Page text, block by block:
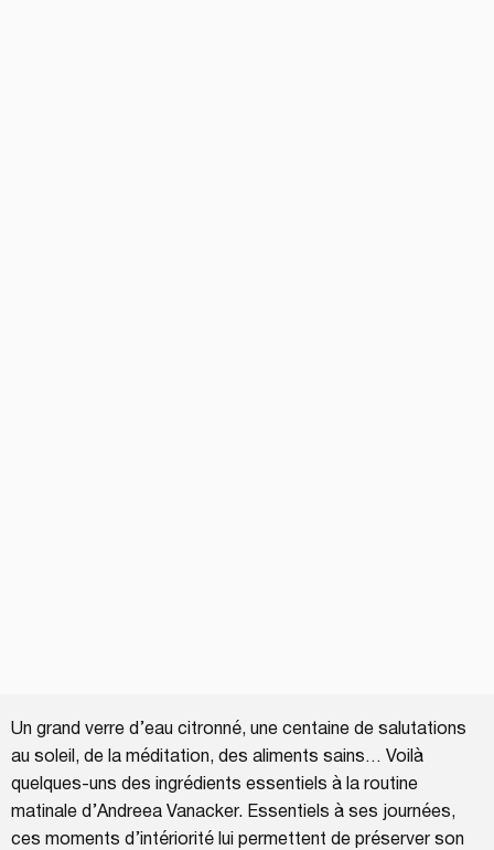
Un grand verre d’eau citronné, une centaine de salutations
au soleil, de la méditation, des aliments sains… Voilà
quelques-uns des ingrédients essentiels à la routine
matinale d’Andreea Vanacker. Essentiels à ses journées,
ces moments d’intériorité lui permettent de préserver son